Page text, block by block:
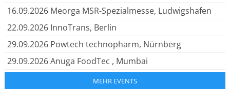
16.09.2026 Meorga MSR-Spezialmesse, Ludwigshafen
22.09.2026 InnoTrans, Berlin
29.09.2026 Powtech technopharm, Nürnberg
29.09.2026Anuga FoodTec , Mumbai
MEHR EVENTS